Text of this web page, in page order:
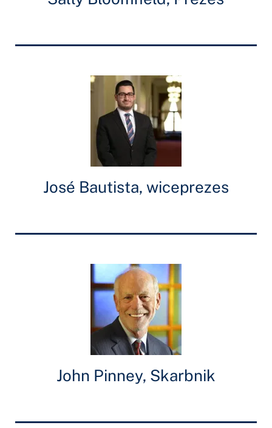
José Bautista, wiceprezes
John Pinney, Skarbnik